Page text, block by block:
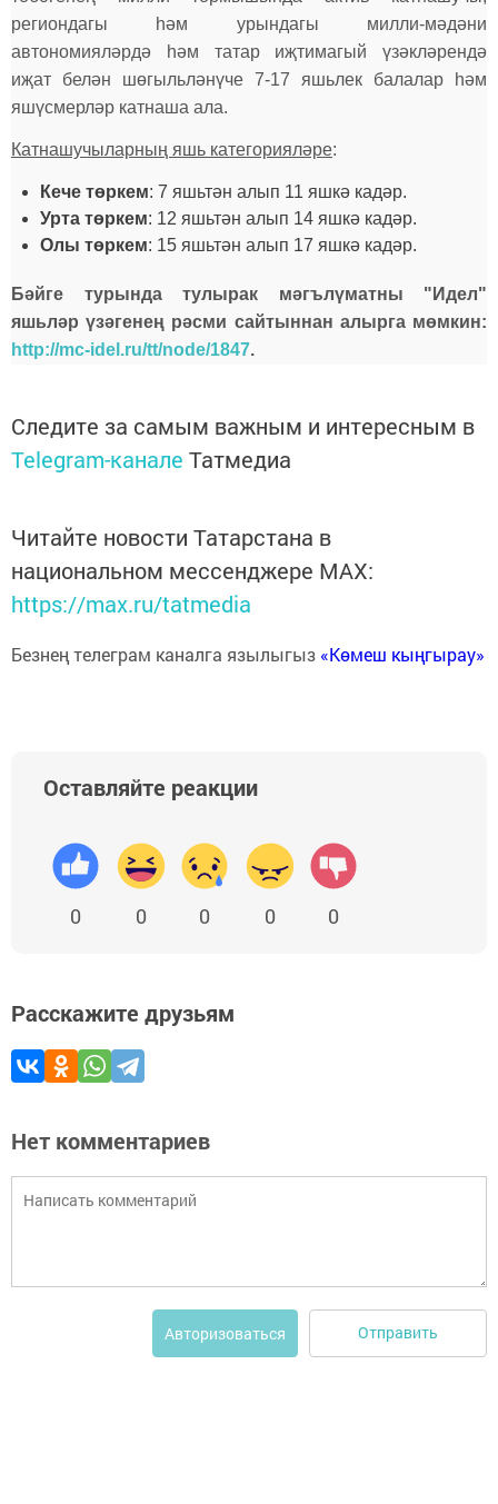
региондагы һәм урындагы милли-мәдәни
автономияләрдә һәм татар иҗтимагый үзәкләрендә
иҗат белән шөгыльләнүче 7-17 яшьлек балалар һәм
яшүсмерләр катнаша ала.
Катнашучыларның яшь категорияләре:
Кече төркем: 7 яшьтән алып 11 яшкә кадәр.
Урта төркем: 12 яшьтән алып 14 яшкә кадәр.
Олы төркем: 15 яшьтән алып 17 яшкә кадәр.
Бәйге турында тулырак мәгълүматны "Идел"
яшьләр үзәгенең рәсми сайтыннан алырга мөмкин:
http://mc-idel.ru/tt/node/1847.
Следите за самым важным и интересным в
Telegram-канале Татмедиа
Читайте новости Татарстана в
национальном мессенджере MАХ:
https://max.ru/tatmedia
Безнең телеграм каналга язылыгыз «Көмеш кыңгырау»
Оставляйте реакции
0 0 0 0 0
Расскажите друзьям
Нет комментариев
Авторизоваться Отправить